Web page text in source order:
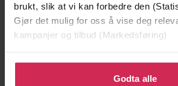
brukt, slik at vi kan forbedre den
Gjør det mulig for oss å vise deg
kampanjer og tilbud (Markedsføring)
Klikk på «Godta alle» for å gi oss ditt
bruke cookies for alle disse formålene.
Godta alle